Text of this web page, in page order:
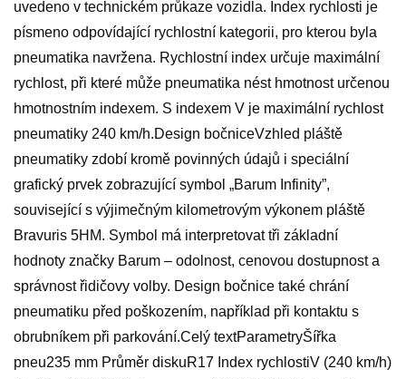
uvedeno v technickém průkaze vozidla. Index rychlosti je
písmeno odpovídající rychlostní kategorii, pro kterou byla
pneumatika navržena. Rychlostní index určuje maximální
rychlost, při které může pneumatika nést hmotnost určenou
hmotnostním indexem. S indexem V je maximální rychlost
pneumatiky 240 km/h.Design bočniceVzhled pláště
pneumatiky zdobí kromě povinných údajů i speciální
grafický prvek zobrazující symbol „Barum Infinity”,
související s výjimečným kilometrovým výkonem pláště
Bravuris 5HM. Symbol má interpretovat tři základní
hodnoty značky Barum – odolnost, cenovou dostupnost a
správnost řidičovy volby. Design bočnice také chrání
pneumatiku před poškozením, například při kontaktu s
obrubníkem při parkování.Celý textParametryŠířka
pneu235 mm Průměr diskuR17 Index rychlostiV (240 km/h)